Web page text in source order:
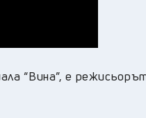
“Вина”, е